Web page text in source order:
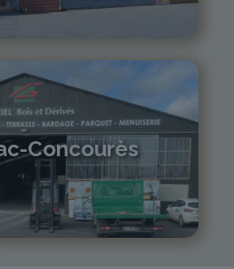
04 71 01 13 30
sa.fr
Concourès
05 81 55 83 89
sa.fr